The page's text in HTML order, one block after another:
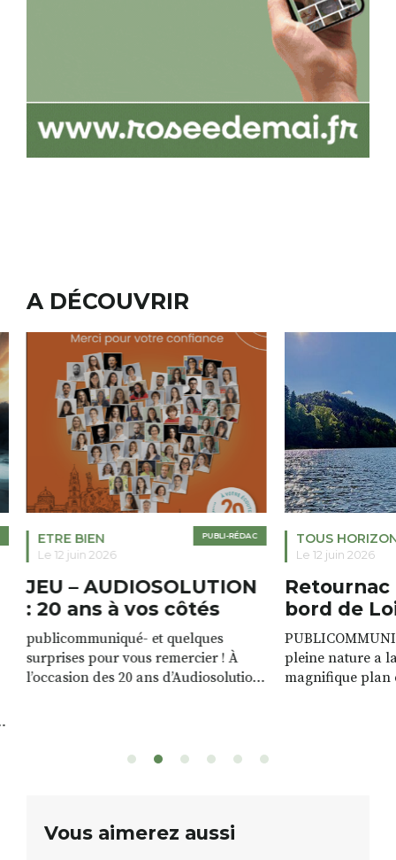
A DÉCOUVRIR
PUBLI-RÉDAC
ETRE BIEN
Le 12 juin 2026
JEU – AUDIOSOLUTION
: 20 ans à vos côtés
publicommuniqué- et quelques
surprises pour vous remercier ! À
l’occasion des 20 ans d’Audiosolution,
sont à gagner, sélectionnés auprès
12h à […]
TOUS
Le 12 juin 2026
Retournac
bord de
pleine nature a
magnifique plan
Vous aimerez aussi